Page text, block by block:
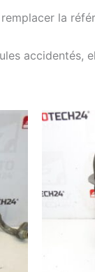
la
accidentés,